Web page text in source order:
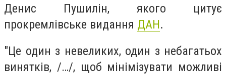
Денис Пушилін, якого цитує
прокремлівське видання ДАН.
"Це один з невеликих, один з небагатьох
винятків, /…/, щоб мінімізувати можливі